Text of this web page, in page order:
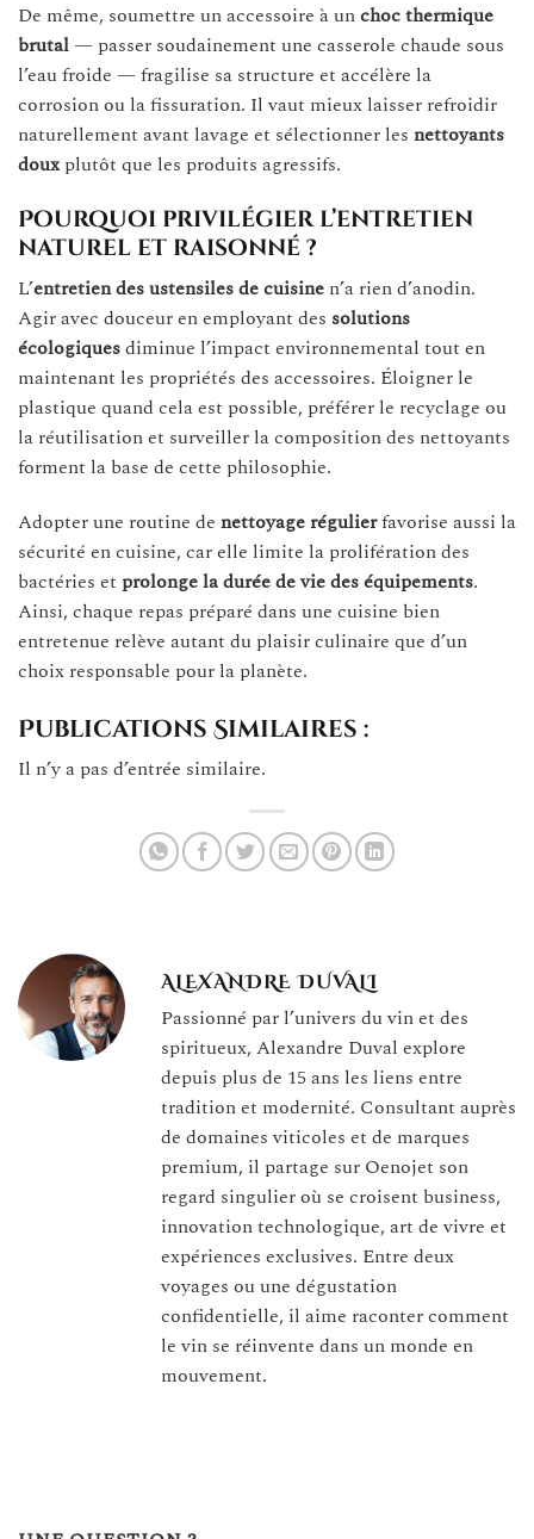
De même, soumettre un accessoire à unchoc thermique
brutal— passer soudainement une casserole chaude sous
l’eau froide — fragilise sa structure et accélère la
corrosion ou la fissuration. Il vaut mieux laisser refroidir
naturellement avant lavage et sélectionner les nettoyants
douxplutôt que les produits agressifs.
Pourquoi privilégier l’entretien
naturel et raisonné ?
L’entretien des ustensiles de cuisine n’a rien d’anodin.
Agir avec douceur en employant des solutions
écologiquesdiminue l’impact environnemental tout en
maintenant les propriétés des accessoires. Éloigner le
plastique quand cela est possible, préférer le recyclage ou
la réutilisation et surveiller la composition des nettoyants
forment la base de cette philosophie.
Adopter une routine de nettoyage régulierfavorise aussi la
sécurité en cuisine, car elle limite la prolifération des
bactéries et prolonge la durée de vie des équipements.
Ainsi, chaque repas préparé dans une cuisine bien
entretenue relève autant du plaisir culinaire que d’un
choix responsable pour la planète.
Publications Similaires :
Il n’y a pas d’entrée similaire.
ALEXANDRE DUVALI
Passionné par l’univers du vin et des
spiritueux, Alexandre Duval explore
depuis plus de 15 ans les liens entre
tradition et modernité. Consultant auprès
de domaines viticoles et de marques
premium, il partage sur Oenojet son
regard singulier où se croisent business,
innovation technologique, art de vivre et
expériences exclusives. Entre deux
voyages ou une dégustation
confidentielle, il aime raconter comment
le vin se réinvente dans un monde en
mouvement.